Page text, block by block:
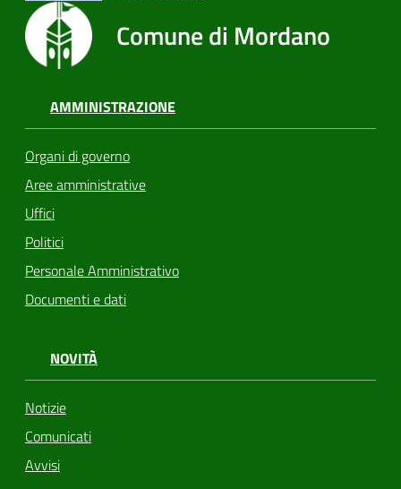
Comune di Mordano
AMMINISTRAZIONE
Organi di governo
Aree amministrative
Uffici
Politici
Personale Amministrativo
Documenti e dati
NOVITÀ
Notizie
Comunicati
Avvisi